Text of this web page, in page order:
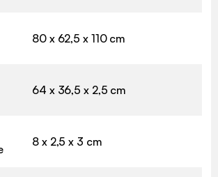
80 x 62,5 x 110 cm
64 x 36,5 x 2,5 cm
8 x 2,5 x 3 cm